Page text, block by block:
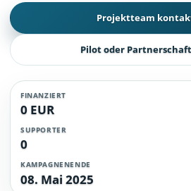
Projektteam
Pilot oder
FINANZIERT
0 EUR
SUPPORTER
0
KAMPAGNENENDE
08. Mai 2025